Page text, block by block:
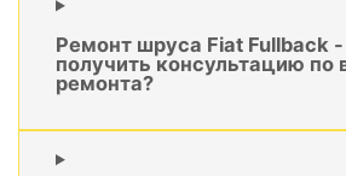
Ремонт шруса Fiat Fullback -
получить консультацию по
ремонта?